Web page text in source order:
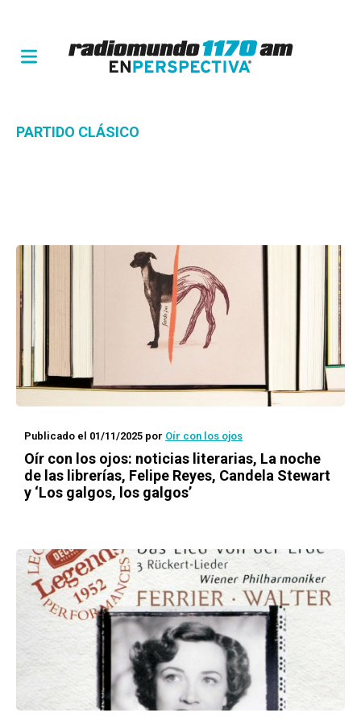
PARTIDO CLÁSICO
Publicado el 01/11/2025 por Oír con los ojos
Oír con los ojos: noticias literarias, La noche
de las librerías, Felipe Reyes, Candela Stewart
y ‘Los galgos, los galgos’